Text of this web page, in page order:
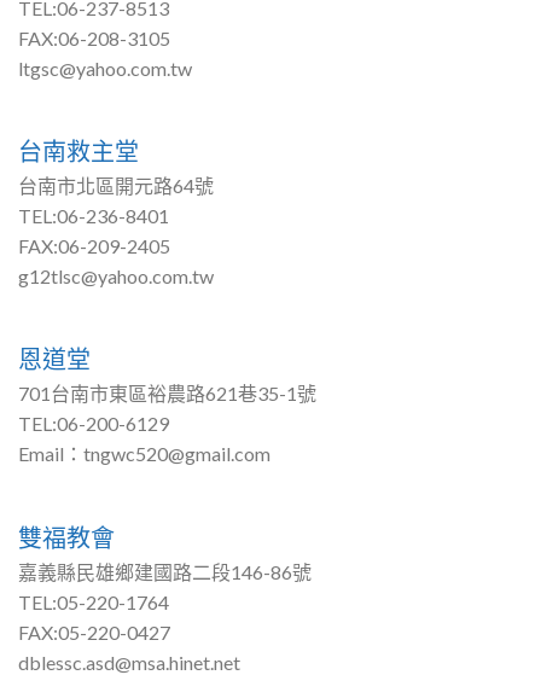
TEL:06-237-8513
FAX:06-208-3105
ltgsc@yahoo.com.tw
台南救主堂
台南市北區開元路64號
TEL:06-236-8401
FAX:06-209-2405
g12tlsc@yahoo.com.tw
恩道堂
701台南市東區裕農路621巷35-1號
TEL:06-200-6129
Email：tngwc520@gmail.com
雙福教會
嘉義縣民雄鄉建國路二段146-86號
TEL:05-220-1764
FAX:05-220-0427
dblessc.asd@msa.hinet.net